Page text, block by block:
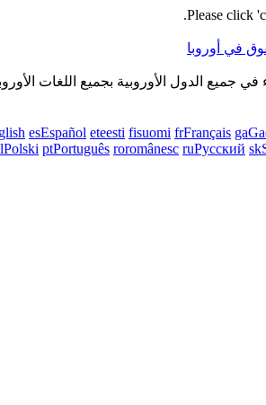
Please click
الدول الأوروبية بجميع اللغات
esEspañol eteesti fisuomi frFrançais ga
Polski ptPortuguês roromânesc ruРусский sk